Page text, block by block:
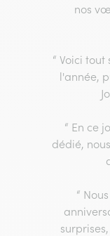
nos
“ Voici
l'année,
“ En ce
dédié,
“